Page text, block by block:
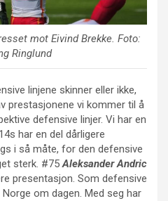
mot Eivind Brekke. Foto:
Ringlund
linjene skinner eller ikke,
prestasjonene vi kommer til å
defensive linjer. Vi har en
har en del dårligere
i så måte, for den defensive
sterk. #75Aleksander Andric
presentasjon. Som defensive
om dagen. Med seg har